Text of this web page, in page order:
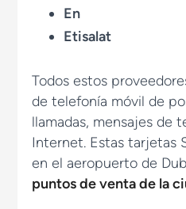
En
Etisalat
Todos estos
de telefonía móvil de
llamadas, mensajes de
Internet. Estas tarjetas
en el aeropuerto de
puntos de venta de la